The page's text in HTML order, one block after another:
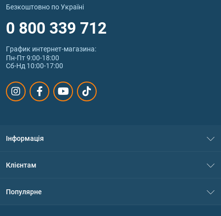
Безкоштовно по Україні
0 800 339 712
График интернет‑магазина:
Пн-Пт 9:00-18:00
Сб-Нд 10:00-17:00
Інформація
Політика конфіденційності
Клієнтам
Популярне